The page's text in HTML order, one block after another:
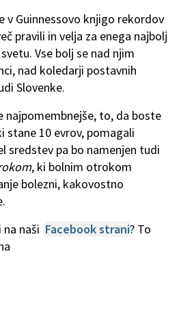
v Guinnessovo knjigo rekordov
pravili in velja za enega najbolj
Vse bolj se nad njim
nad koledarji postavnih
Slovenke.
najpomembnejše, to, da boste
stane 10 evrov, pomagali
sredstev pa bo namenjen tudi
, ki bolnim otrokom
bolezni, kakovostno
naši Facebook strani? To